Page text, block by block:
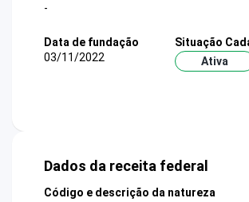
-
Data de fundação
03/11/2022
Situação
Ativa
Dados da receita federal
Código e descrição da natureza